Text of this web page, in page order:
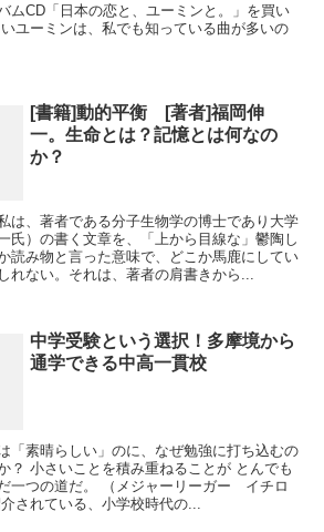
ムCD「日本の恋と、ユーミンと。」を買い
ユーミンは、私でも知っている曲が多いの
[書籍]動的平衡 [著者]福岡伸
一。生命とは？記憶とは何なの
か？
は、著者である分子生物学の博士であり大学
氏）の書く文章を、「上から目線な」鬱陶し
読み物と言った意味で、どこか馬鹿にしてい
れない。それは、著者の肩書きから...
中学受験という選択！多摩境から
通学できる中高一貫校
「素晴らしい」のに、なぜ勉強に打ち込むの
？ 小さいことを積み重ねることが とんでも
一つの道だ。 （メジャーリーガー イチロ
されている、小学校時代の...